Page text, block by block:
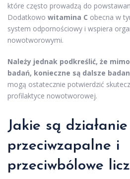
które często prowadzą do
Dodatkowo witamina C obecna w
system odpornościowy i wspiera
nowotworowymi.
Należy jednak podkreślić, że
badań, konieczne są dalsze
mogą ostatecznie potwierdzić
profilaktyce nowotworowej.
Jakie są działanie
przeciwzapalne i
przeciwbólowe